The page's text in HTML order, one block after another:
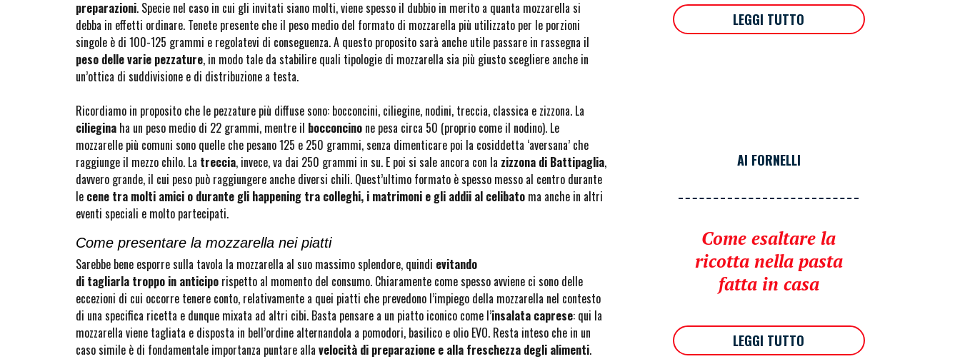
preparazioni. Specie nel caso in cui gli invitati siano molti, viene spesso il dubbio in merito a quanta mozzarella si
debba in effetti ordinare. Tenete presente che il peso medio del formato di mozzarella più utilizzato per le porzioni
singole è di 100-125 grammi e regolatevi di conseguenza. A questo proposito sarà anche utile passare in rassegna il
peso delle varie pezzature, in modo tale da stabilire quali tipologie di mozzarella sia più giusto scegliere anche in
un’ottica di suddivisione e di distribuzione a testa.
Ricordiamo in proposito che le pezzature più diffuse sono: bocconcini, ciliegine, nodini, treccia, classica e zizzona. La
ciliegina ha un peso medio di 22 grammi, mentre il bocconcino ne pesa circa 50 (proprio come il nodino). Le
mozzarelle più comuni sono quelle che pesano 125 e 250 grammi, senza dimenticare poi la cosiddetta ‘aversana’ che
raggiunge il mezzo chilo. La treccia, invece, va dai 250 grammi in su. E poi si sale ancora con la zizzona di Battipaglia,
davvero grande, il cui peso può raggiungere anche diversi chili. Quest’ultimo formato è spesso messo al centro durante
le cene tra molti amici o durante gli happening tra colleghi, i matrimoni e gli addii al celibato ma anche in altri
eventi speciali e molto partecipati.
Come presentare la mozzarella nei piatti
Sarebbe bene esporre sulla tavola la mozzarella al suo massimo splendore, quindi evitando
di tagliarla troppo in anticipo rispetto al momento del consumo. Chiaramente come spesso avviene ci sono delle
eccezioni di cui occorre tenere conto, relativamente a quei piatti che prevedono l’impiego della mozzarella nel contesto
di una specifica ricetta e dunque mixata ad altri cibi. Basta pensare a un piatto iconico come l’insalata caprese: qui la
mozzarella viene tagliata e disposta in bell’ordine alternandola a pomodori, basilico e olio EVO. Resta inteso che in un
caso simile è di fondamentale importanza puntare alla velocità di preparazione e alla freschezza degli alimenti.
LEGGI TUTTO
AI FORNELLI
Come esaltare la
ricotta nella pasta
fatta in casa
LEGGI TUTTO